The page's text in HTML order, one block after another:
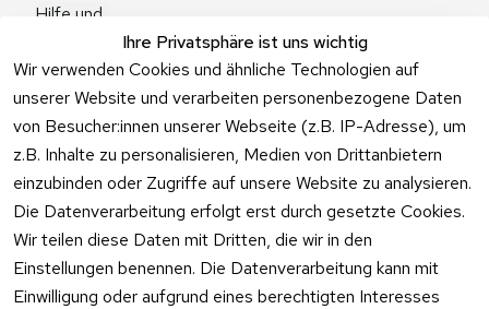
Ihre Privatsphäre ist uns wichtig
Wir verwenden Cookies und ähnliche Technologien auf
unserer Website und verarbeiten personenbezogene Daten
von Besucher:innen unserer Webseite (z.B. IP-Adresse), um
z.B. Inhalte zu personalisieren, Medien von Drittanbietern
einzubinden oder Zugriffe auf unsere Website zu analysieren.
Die Datenverarbeitung erfolgt erst durch gesetzte Cookies.
Wir teilen diese Daten mit Dritten, die wir in den
Einstellungen benennen. Die Datenverarbeitung kann mit
Einwilligung oder aufgrund eines berechtigten Interesses
Hilfe und
Fragen
Zum
Kontaktformu
lar
Vertrag
widerrufen